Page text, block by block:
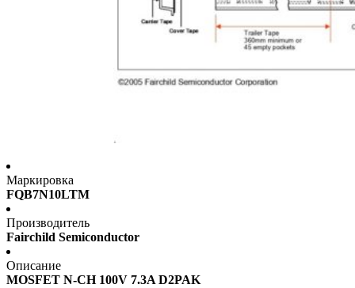
Маркировка
FQB7N10LTM
Производитель
Fairchild Semiconductor
Описание
MOSFET N-CH 100V 7.3A D2PAK